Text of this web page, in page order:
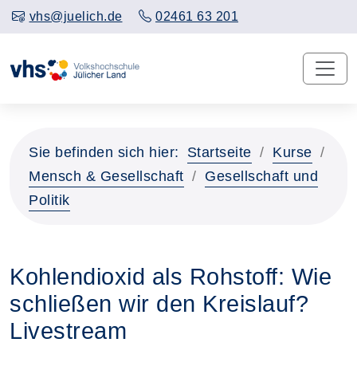
vhs@juelich.de 02461 63 201
Sie befinden sich hier: Startseite
Kurse
Mensch & Gesellschaft
Gesellschaft und
Politik
Kohlendioxid als Rohstoff: Wie
schließen wir den Kreislauf?
Livestream